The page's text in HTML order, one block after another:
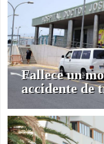
Fallece un
accidente de